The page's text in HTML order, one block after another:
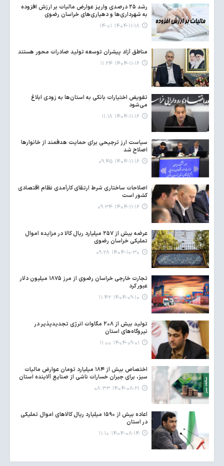
رشد ۲۵ درصدی واریز عوارض مالیات بر ارزش افزوده
به شهرداری‌ها و دهیاری‌های خراسان رضوی
۱۴۰۴-۱۱-۱۸ ۱۴:۰۱
مناطق آزاد پیشران توسعه تولید صادرات محور هستند
۱۴۰۴-۱۱-۱۶ ۱۱:۲۴
تفویض اختیارات بانکی به استان‌ها به زودی ابلاغ
می‌شود
۱۴۰۴-۱۱-۱۶ ۱۱:۱۸
سیاست ارز ترجیحی برای حمایت هدفمند از خانوارها
اصلاح شد
۱۴۰۴-۱۱-۱۶ ۰۹:۴۵
اصلاحات ساختاری شرط ارتقای کارآمدی نظام اقتصادی
کشور است
۱۴۰۴-۱۱-۱۶ ۰۹:۳۴
عرضه بیش از ۲۵۷ میلیارد ریال کالا در مزایده اموال
تملیکی خراسان رضوی
۱۴۰۴-۱۰-۳۰ ۰۹:۲۸
تجارت خارجی خراسان رضوی از مرز ۱۸۷۵ میلیون دلار
عبور کرد
۱۴۰۴-۰۹-۱۰ ۱۱:۴۲
تولید بیش از ۲۰۸ مگاوات انرژی تجدیدپذیر در
نیروگاه‌های استان
۱۴۰۴-۰۹-۰۱ ۱۱:۰۰
اختصاص بیش از ۱۸۴ میلیارد تومان عوارض مالیات
سبز، برای جبران خسارات ناشی از صنایع آلاینده استان
۱۴۰۴-۰۸-۲۱ ۰۸:۳۳
اعاده بیش از ۱۵۹۰ میلیارد ریال کالاهای اموال تملیکی
در استان
۱۴۰۴-۰۸-۱۴ ۱۱:۱۰